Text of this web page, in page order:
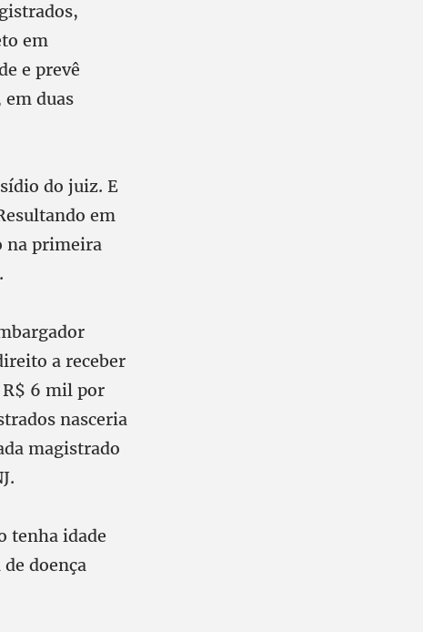
em
e prevê
duas
do juiz. E
em
na primeira
a receber
R$ 6 mil por
nasceria
magistrado
tenha idade
doença